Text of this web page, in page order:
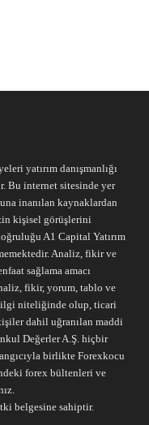
yatırım danışmanlığı
Bu internet sitesinde yer
inanılan kaynaklardan
kişisel görüşlerini
A1 Capital Yatırım
Analiz, fikir ve
sağlama amacı
fikir, yorum, tablo ve
niteliğinde olup, ticari
dahil uğranılan maddi
Değerler A.Ş. hiçbir
birlikte Forexkocu
forex bültenleri ve
belgesine sahiptir.